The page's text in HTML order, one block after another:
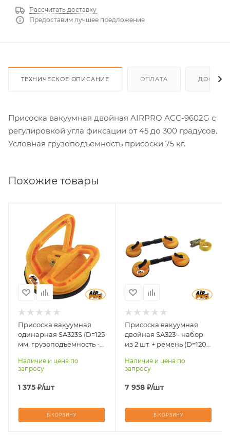
Рассчитать доставку
Предоставим лучшее предложение
ТЕХНИЧЕСКОЕ ОПИСАНИЕ ОПЛАТА
Присоска вакуумная двойная AIRPRO ACC-9602G с
регулировкой угла фиксации от 45 до 300 градусов.
Условная грузоподъемность присоски 75 кг.
Похожие товары
Грузоподъемность,
Присоска вакуумная
одинарная SA323S (D=125
мм, грузоподъемность -
Наличие и цена по
запросу
1 375 ₽/шт
В КОРЗИНУ
Присоска вакуумная
двойная SA323 - набор
из 2 шт. + ремень (D=120
75 кг, корпус - пластик)
Наличие и цена по
запросу
7 958 ₽/шт
В КОРЗИНУ